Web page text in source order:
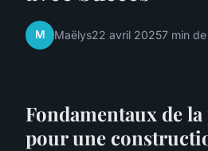
M Maëlys22 avril 20257 min
Fondamentaux de
pour une